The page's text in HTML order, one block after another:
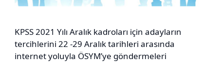
KPSS 2021 Yılı Aralık kadroları için adayların
tercihlerini 22 -29 Aralık tarihleri arasında
internet yoluyla ÖSYM’ye göndermeleri